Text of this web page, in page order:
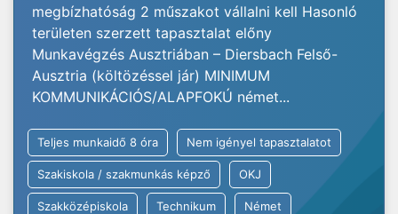
megbízhatóság 2 műszakot vállalni kell Hasonló
területen szerzett tapasztalat előny
Munkavégzés Ausztriában – Diersbach Felső-
Ausztria (költözéssel jár) MINIMUM
KOMMUNIKÁCIÓS/ALAPFOKÚ német...
Teljes munkaidő 8 óra Nem igényel tapasztalatot
Szakiskola / szakmunkás képző OKJ
Szakközépiskola Technikum Német